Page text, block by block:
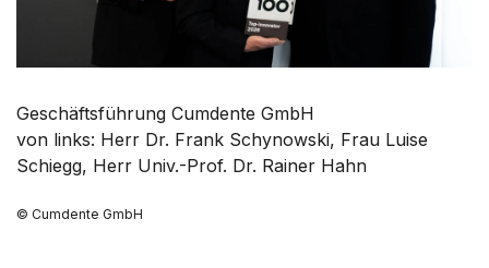
Geschäftsführung Cumdente GmbH
von links: Herr Dr. Frank Schynowski, Frau Luise
Schiegg, Herr Univ.-Prof. Dr. Rainer Hahn
© Cumdente GmbH